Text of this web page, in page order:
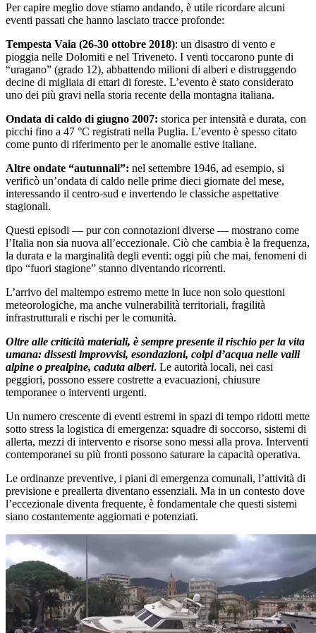
Per capire meglio dove stiamo andando, è utile ricordare alcuni
eventi passati che hanno lasciato tracce profonde:
Tempesta Vaia (26-30 ottobre 2018): un disastro di vento e
pioggia nelle Dolomiti e nel Triveneto. I venti toccarono punte di
“uragano” (grado 12), abbattendo milioni di alberi e distruggendo
decine di migliaia di ettari di foreste. L’evento è stato considerato
uno dei più gravi nella storia recente della montagna italiana.
Ondata di caldo di giugno 2007: storica per intensità e durata, con
picchi fino a 47 °C registrati nella Puglia. L’evento è spesso citato
come punto di riferimento per le anomalie estive italiane.
Altre ondate “autunnali”: nel settembre 1946, ad esempio, si
verificò un’ondata di caldo nelle prime dieci giornate del mese,
interessando il centro-sud e invertendo le classiche aspettative
stagionali.
Questi episodi — pur con connotazioni diverse — mostrano come
l’Italia non sia nuova all’eccezionale. Ciò che cambia è la frequenza,
la durata e la marginalità degli eventi: oggi più che mai, fenomeni di
tipo “fuori stagione” stanno diventando ricorrenti.
L’arrivo del maltempo estremo mette in luce non solo questioni
meteorologiche, ma anche vulnerabilità territoriali, fragilità
infrastrutturali e rischi per le comunità.
Oltre alle criticità materiali, è sempre presente il rischio per la vita
umana: dissesti improvvisi, esondazioni, colpi d’acqua nelle valli
alpine o prealpine, caduta alberi. Le autorità locali, nei casi
peggiori, possono essere costrette a evacuazioni, chiusure
temporanee o interventi urgenti.
Un numero crescente di eventi estremi in spazi di tempo ridotti mette
sotto stress la logistica di emergenza: squadre di soccorso, sistemi di
allerta, mezzi di intervento e risorse sono messi alla prova. Interventi
contemporanei su più fronti possono saturare la capacità operativa.
Le ordinanze preventive, i piani di emergenza comunali, l’attività di
previsione e preallerta diventano essenziali. Ma in un contesto dove
l’eccezionale diventa frequente, è fondamentale che questi sistemi
siano costantemente aggiornati e potenziati.